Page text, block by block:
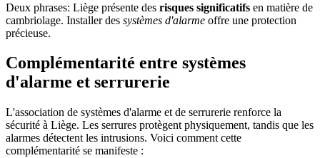
Deux phrases: Liège présente des risques significatifs en matière de
cambriolage. Installer des systèmes d'alarme offre une protection
précieuse.
Complémentarité entre systèmes
d'alarme et serrurerie
L'association de systèmes d'alarme et de serrurerie renforce la
sécurité à Liège. Les serrures protègent physiquement, tandis que les
alarmes détectent les intrusions. Voici comment cette
complémentarité se manifeste :